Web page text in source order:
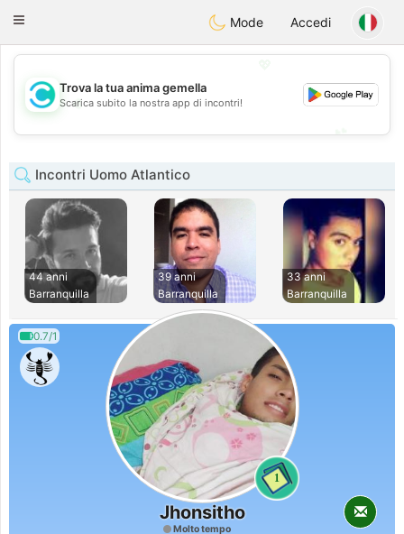
olombiaCitas
Toggle
Mode Accedi
💖
💕
Trova la tua anima gemella
Scarica subito la nostra app di incontri!
Incontri Uomo Atlantico
44 anni
Barranquilla
39 anni
Barranquilla
33 anni
Barranquilla
0.7/1
1
Jhonsitho
Molto tempo